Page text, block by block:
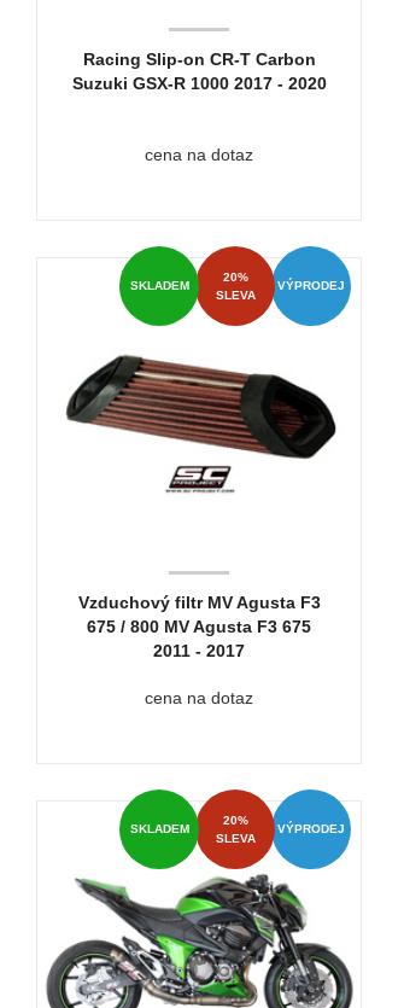
Racing Slip-on CR-T Carbon
Suzuki GSX-R 1000 2017 - 2020
cena na dotaz
VÝPRODEJ
20%
SLEVA
SKLADEM
Vzduchový filtr MV Agusta F3
675 / 800 MV Agusta F3 675
2011 - 2017
cena na dotaz
VÝPRODEJ
20%
SLEVA
SKLADEM